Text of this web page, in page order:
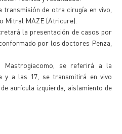
de otra cirugía en vivo,
Mitral MAZE (Atricure).
la presentación de casos por
por los doctores Penza,
Mastrogiacomo, se referirá a la
y a las 17, se transmitirá en vivo
aurícula izquierda, aislamiento de